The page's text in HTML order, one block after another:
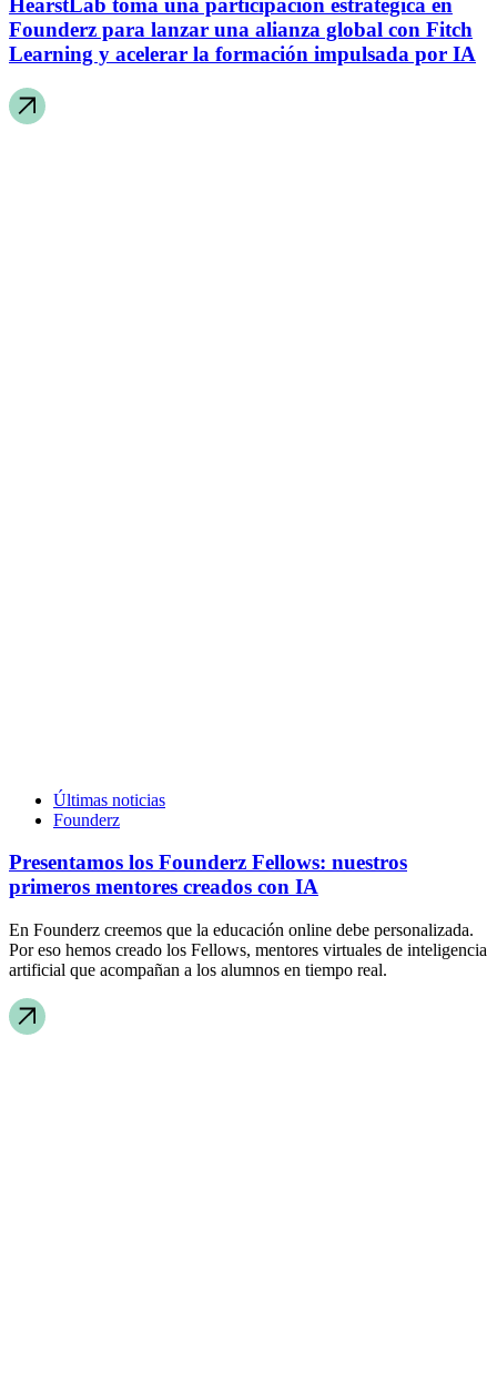
HearstLab toma una participación estratégica en
Founderz para lanzar una alianza global con Fitch
Learning y acelerar la formación impulsada por IA
Últimas noticias
Founderz
Presentamos los Founderz Fellows: nuestros
primeros mentores creados con IA
En Founderz creemos que la educación online debe personalizada.
Por eso hemos creado los Fellows, mentores virtuales de inteligencia
artificial que acompañan a los alumnos en tiempo real.